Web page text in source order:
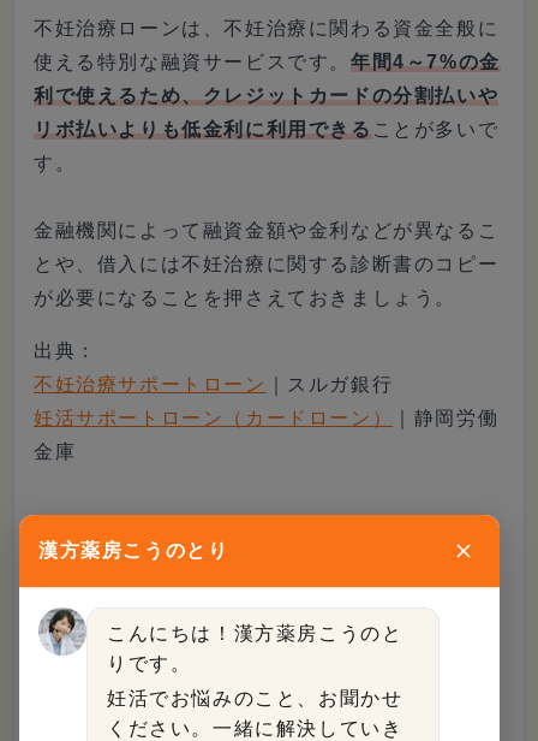
漢方薬房こうのとり
こんにちは！漢方薬房こうのと
りです。
妊活でお悩みのこと、お聞かせ
ください。一緒に解決していき
不妊治療ローンは、不妊治療に関わる資金全般に
使える特別な融資サービスです。 年間4～7%の金
利で使えるため、クレジットカードの分割払いや
リボ払いよりも低金利に利用できることが多いで
す。
金融機関によって融資金額や金利などが異なるこ
とや、借入には不妊治療に関する診断書のコピー
が必要になることを押さえておきましょう。
出典：
不妊治療サポートローン
｜スルガ銀行
妊活サポートローン（カードローン）
｜静岡労働
金庫
積立保険を行っている方は、不妊治療にあてるの
も1つの手段です。